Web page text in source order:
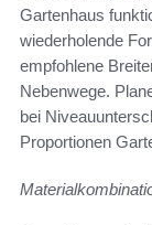
Gartenhaus
wiederholende
empfohlene
Nebenwege.
bei
Proportionen